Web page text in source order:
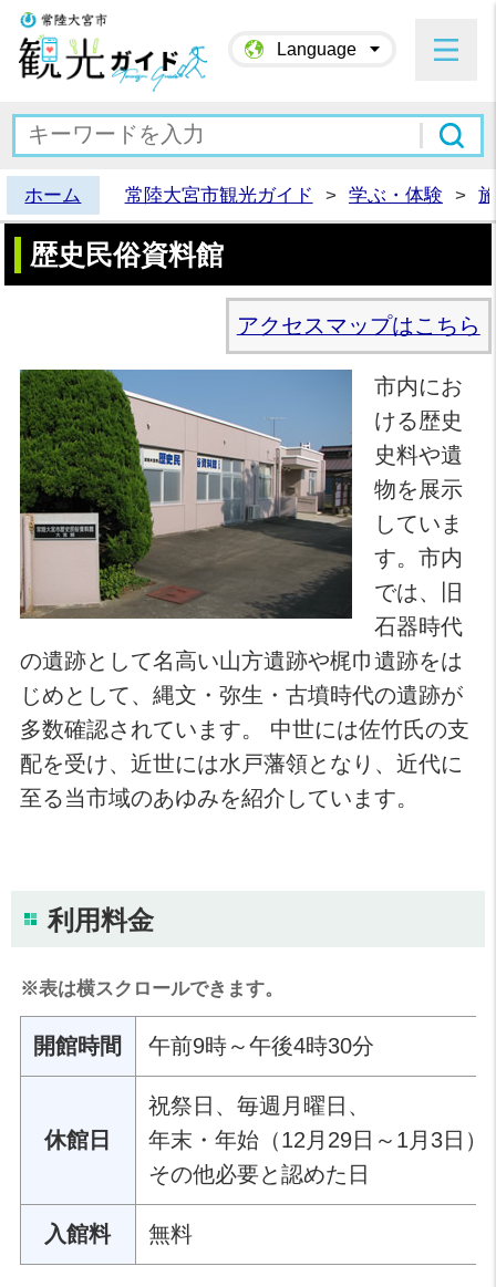
Language
ホーム 常陸大宮市観光ガイド > 学ぶ・体験 >
歴史民俗資料館
アクセスマップはこちら
市内にお
ける歴史
史料や遺
物を展示
していま
す。市内
では、旧
石器時代
の遺跡として名高い山方遺跡や梶巾遺跡をは
じめとして、縄文・弥生・古墳時代の遺跡が
多数確認されています。 中世には佐竹氏の支
配を受け、近世には水戸藩領となり、近代に
至る当市域のあゆみを紹介しています。
利用料金
※表は横スクロールできます。
開館時間 午前9時～午後4時30分
休館日
祝祭日、毎週月曜日、
年末・年始（12月29日～1月3日）
その他必要と認めた日
入館料 無料